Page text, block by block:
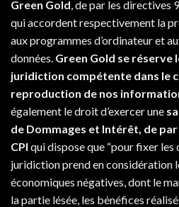
Green Gold , de par les
qui accordent respectivement la
aux programmes d’ordinateur et
données. Green Gold se réserve
juridiction compétente dans le
reproduction de nos
également le droit d’exercer une
de Dommages et Intérêt, de par
CPI qui dispose que “pour fixer
juridiction prend en considération
économiques négatives, dont le
la partie lésée, les bénéfices